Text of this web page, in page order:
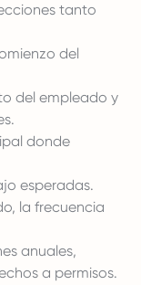
tanto
del
del empleado y
donde
esperadas.
la frecuencia
anuales,
a permisos.